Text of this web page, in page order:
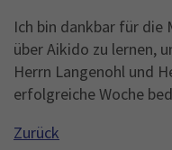
Ich bin dankbar für die
über Aikido zu lernen,
Herrn Langenohl und
erfolgreiche Woche
Zurück